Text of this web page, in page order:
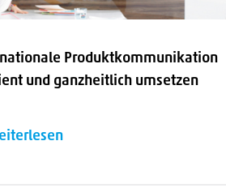
Produktkommunikation
und ganzheitlich umsetzen